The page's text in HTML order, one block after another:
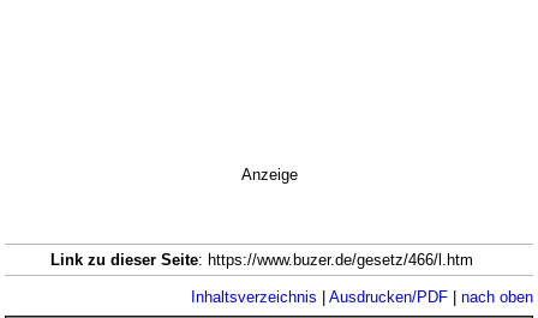
Anzeige
Link zu dieser Seite: https://www.buzer.de/gesetz/466/l.htm
Inhaltsverzeichnis | Ausdrucken/PDF| nach oben